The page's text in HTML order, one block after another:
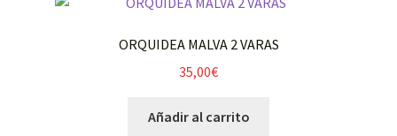
ORQUIDEA MALVA 2 VARAS
35,00€
Añadir al carrito